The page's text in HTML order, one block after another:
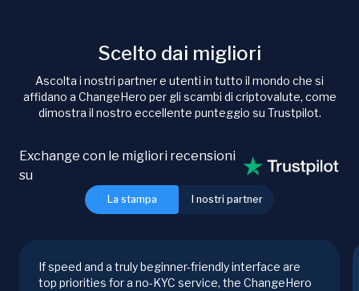
Scelto dai migliori
Ascolta i nostri partner e utenti in tutto il mondo che si
affidano a ChangeHero per gli scambi di criptovalute, come
dimostra il nostro eccellente punteggio su Trustpilot.
La stampa I nostri partner
Exchange con le migliori recensioni
su
If speed and a truly beginner-friendly interface are
top priorities for a no-KYC service, the ChangeHero